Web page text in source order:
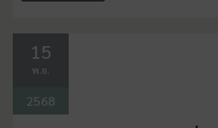
15
พ.ย.
2568